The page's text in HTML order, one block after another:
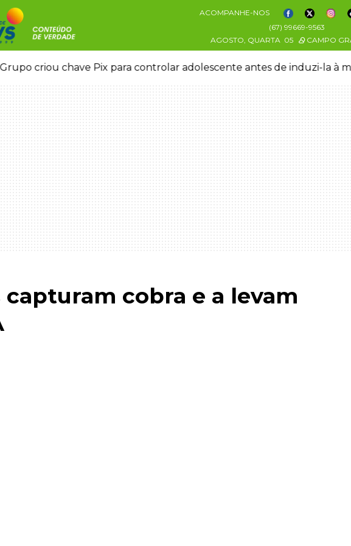
ACOMPANHE-NOS
(67) 99669-9563
AGOSTO, QUARTA 05 CAMPO
Grupo criou chave Pix para controlar adolescente antes de induzi-la à
cobra e a levam